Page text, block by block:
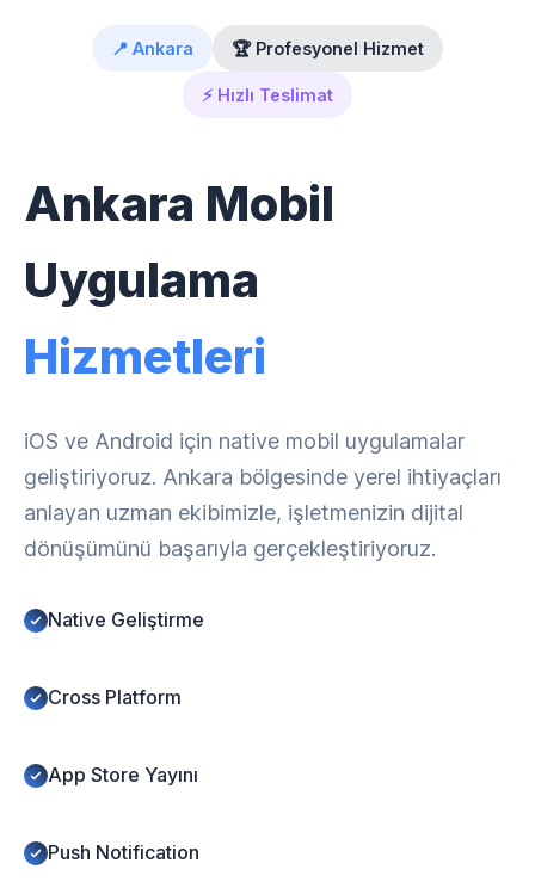
📍 Ankara 🏆 Profesyonel Hizmet
⚡ Hızlı Teslimat
Ankara Mobil
Uygulama
Hizmetleri
iOS ve Android için native mobil uygulamalar
geliştiriyoruz. Ankara bölgesinde yerel ihtiyaçları
anlayan uzman ekibimizle, işletmenizin dijital
dönüşümünü başarıyla gerçekleştiriyoruz.
Native Geliştirme
Cross Platform
App Store Yayını
Push Notification